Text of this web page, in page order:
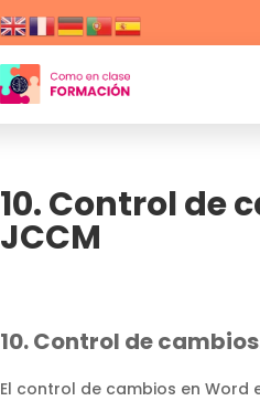
10. Control de
JCCM
10. Control de
El control de cambios en